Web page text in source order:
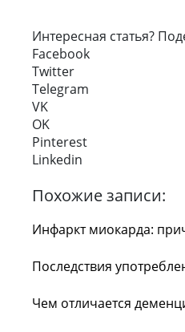
Интересная статья?
Facebook
Twitter
Telegram
VK
OK
Pinterest
Linkedin
Похожие записи:
Инфаркт миокарда:
Последствия
Чем отличается